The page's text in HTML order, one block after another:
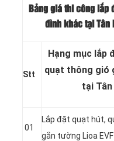
Bảng giá thi công lắp
đình khác tại Tân
Stt
Hạng mục lắp
quạt thông gió
tại Tân
01
Lắp đặt quạt hút,
gắn tường Lioa